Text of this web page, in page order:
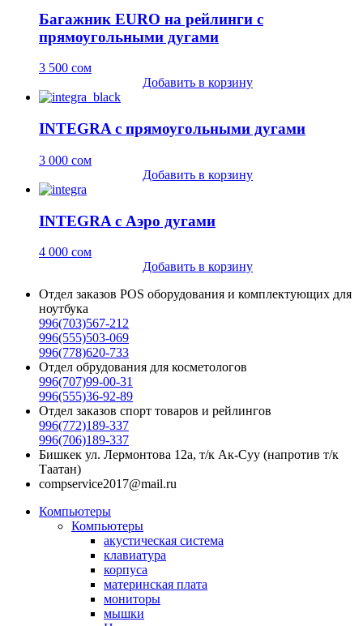
Багажник EURO на рейлинги c
прямоугольными дугами
3 500 сом
Добавить в корзину
INTEGRA с прямоугольными дугами
3 000 сом
Добавить в корзину
INTEGRA с Аэро дугами
4 000 сом
Добавить в корзину
Отдел заказов POS оборудования и комплектующих для
ноутбука
996(703)567-212
996(555)503-069
996(778)620-733
Отдел обрудования для косметологов
996(707)99-00-31
996(555)36-92-89
Отдел заказов спорт товаров и рейлингов
996(772)189-337
996(706)189-337
Бишкек ул. Лермонтова 12а, т/к Ак-Суу (напротив т/к
Таатан)
compservice2017@mail.ru
Компьютеры
Компьютеры
акустическая система
клавиатура
корпуса
материнская плата
мониторы
мышки